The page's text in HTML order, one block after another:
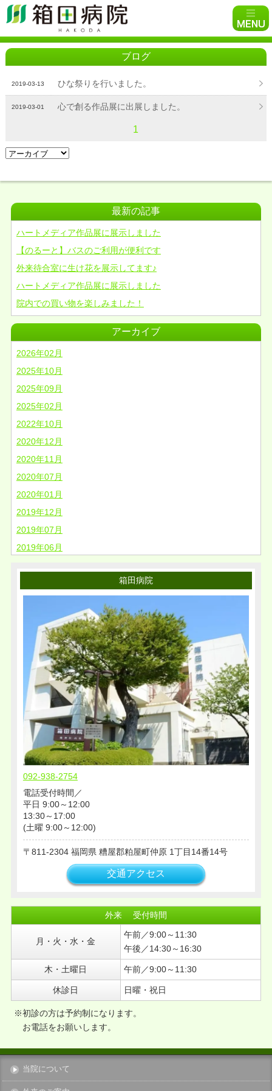
ブログ
2019-03-13 ひな祭りを行いました。
2019-03-01 心で創る作品展に出展しました。
1
最新の記事
ハートメディア作品展に展示しました
【のるーと】バスのご利用が便利です
外来待合室に生け花を展示してます♪
ハートメディア作品展に展示しました
院内での買い物を楽しみました！
アーカイブ
2026年02月
2025年10月
2025年09月
2025年02月
2022年10月
2020年12月
2020年11月
2020年07月
2020年01月
2019年12月
2019年07月
2019年06月
2018年08月
2018年05月
2018年04月
2018年02月
2018年01月
2017年12月
2017年11月
2017年09月
2017年08月
2017年04月
2016年12月
2016年11月
2016年09月
2016年07月
2015年11月
2015年08月
2015年07月
箱田病院
092-938-2754
電話受付時間／
平日 9:00～12:00
13:30～17:00
(土曜 9:00～12:00)
811-2304 福岡県 糟屋郡粕屋町仲原 1丁目14番14号
交通アクセス
外来 受付時間
月・火・水・金
午前／9:00～11:30
午後／14:30～16:30
木・土曜日 午前／9:00～11:30
休診日 日曜・祝日
※初診の方は予約制になります。
お電話をお願いします。
当院について